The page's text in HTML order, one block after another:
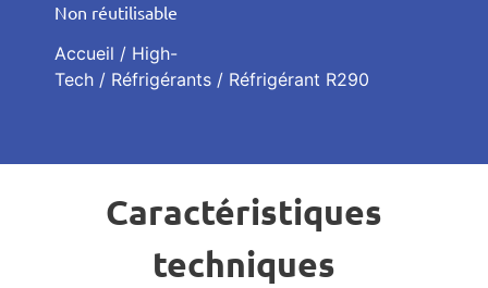
Non réutilisable
Accueil / High-
Tech / Réfrigérants / Réfrigérant R290
Caractéristiques
techniques